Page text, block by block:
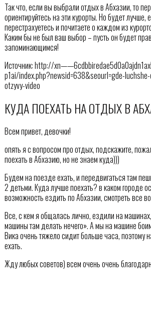
Так что, если вы выбрали отдых в Абхазии, то
ориентируйтесь на эти курорты. Но будет лучше,
перестрахуетесь и почитаете о каждом из
Каким бы не был ваш выбор – пусть он будет
запоминающимся!
Источник: http://
p1ai/index.php?newsid=638&seourl=gde-
otzyvy-video
КУДА ПОЕХАТЬ НА ОТДЫХ В
Всем привет, девочки!
опять я с вопросом про отдых, подскажите,
поехать в Абхазию, но не знаем куда)))
Будем на поезде ехать, и передвигаться там
2 детьми. Куда лучше поехать? в каком городе
возможность ездить по Абхазии, смотреть все
Все, с кем я общалась лично, ездили на машинах,
машины там делать нечего». А мы на машине
Вика очень тяжело сидит больше часа, поэтому
ехать.
Жду любых советов) всем очень очень